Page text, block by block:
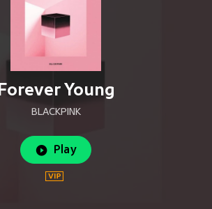
Forever Young
BLACKPINK
Play